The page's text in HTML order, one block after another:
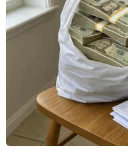
Du lịch Việt Nam
21/02/2020 06:39
Tổng cục Du lịch Việt
Prix đã chính thức ký kết
2020-2025 nhằm quảng
đua công thức 1 Hà Nội